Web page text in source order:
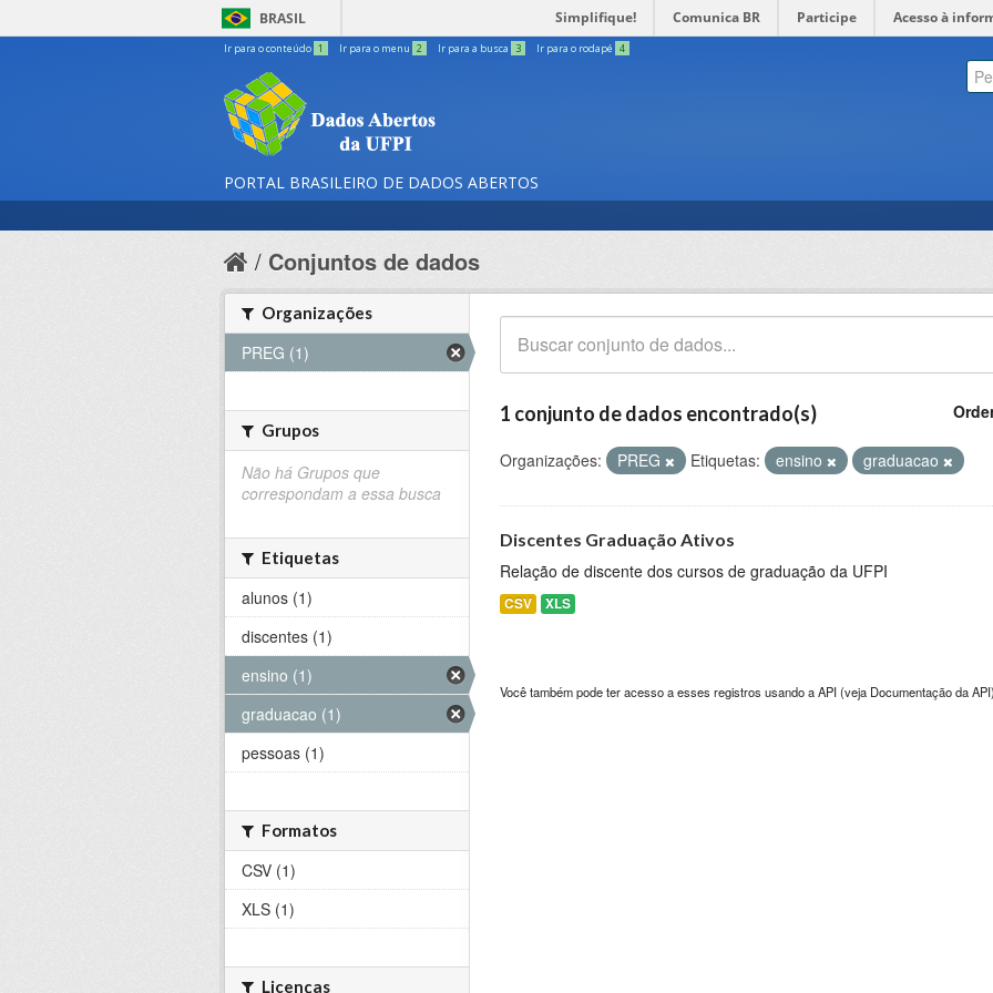
BRASIL Simplifique! Comunica BR Participe Acesso à
Ir para o conteúdo 1 Ir para o menu 2 Ir para a busca 3 Ir para o rodapé 4
PORTAL BRASILEIRO DE DADOS ABERTOS
Conjuntos de dados
1 conjunto de dados encontrado(s)
Organizações: PREG Etiquetas: ensino graduacao
Discentes Graduação Ativos
Relação de discente dos cursos de graduação da UFPI
CSV XLS
Você também pode ter acesso a esses registros usando aAPI(veja Documentação da API
Organizações
PREG (1)
Grupos
Não há Grupos que
correspondam a essa busca
Etiquetas
alunos (1)
discentes (1)
ensino (1)
graduacao (1)
pessoas (1)
Formatos
CSV (1)
XLS (1)
Licenças